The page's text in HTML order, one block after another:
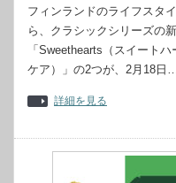
フィンランドのライフスタ
ら、クラシックシリーズの
「Sweethearts（スイート
ケア）」の2つが、2月18日
詳細を見る